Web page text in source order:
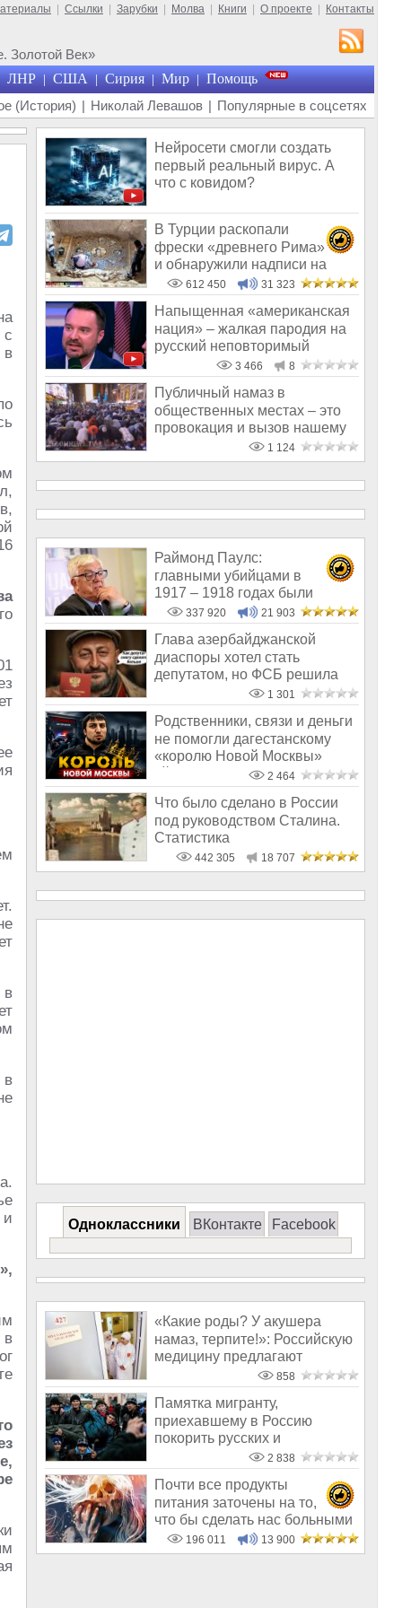
Ссылки Зарубки Молва Книги О проекте Контакты
Золотой Век»
ЛНР | США | Сирия | Мир | Помощь
(История) | Николай Левашов | Популярные в соцсетях
в
в
в
и
в
Нейросети смогли создать
первый реальный вирус. А
что с ковидом?
В Турции раскопали
фрески «древнего Рима»
и обнаружили надписи на
Русском!
612 450 31 323
Напыщенная «американская
нация» – жалкая пародия на
русский неповторимый
3 466 8
Публичный намаз в
общественных местах – это
провокация и вызов нашему
1 124
Раймонд Паулс:
главными убийцами в
1917 – 1918 годах были
латыши и евреи, а не русс
337 920 21 903
Глава азербайджанской
диаспоры хотел стать
депутатом, но ФСБ решила
иначе и лишила 1 301
Родственники, связи и деньги
не помогли дагестанскому
«королю Новой Москвы»
2 464
Что было сделано в России
под руководством Сталина.
Статистика
442 305 18 707
Одноклассники ВКонтакте Facebook
«Какие роды? У акушера
намаз, терпите!»: Российскую
медицину предлагают
858
Памятка мигранту,
приехавшему в Россию
покорить русских и
2 838
Почти все продукты
питания заточены на то,
что бы сделать нас больными
и бесплодным
196 011 13 900